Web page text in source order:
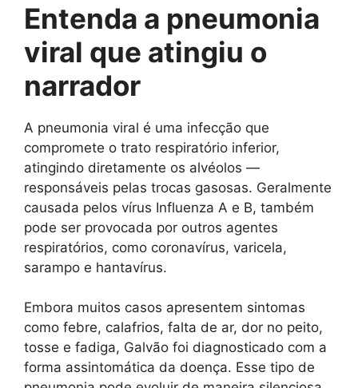
Entenda a pneumonia
viral que atingiu o
narrador
A pneumonia viral é uma infecção que
compromete o trato respiratório inferior,
atingindo diretamente os alvéolos —
responsáveis pelas trocas gasosas. Geralmente
causada pelos vírus Influenza A e B, também
pode ser provocada por outros agentes
respiratórios, como coronavírus, varicela,
sarampo e hantavírus.
Embora muitos casos apresentem sintomas
como febre, calafrios, falta de ar, dor no peito,
tosse e fadiga, Galvão foi diagnosticado com a
forma assintomática da doença. Esse tipo de